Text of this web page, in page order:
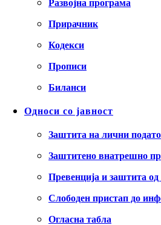
Развојна програма
Прирачник
Кодекси
Прописи
Биланси
Односи со јавност
Заштита на лични
Заштитено внатрешно
Превенција и заштита од
Слободен пристап до
Огласна табла